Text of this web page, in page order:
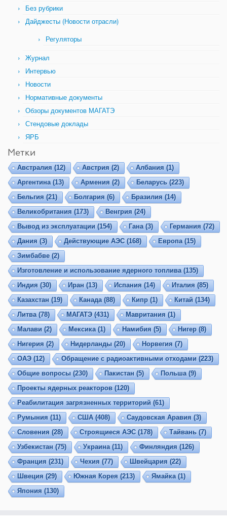
Без рубрики
Дайджесты (Новости отрасли)
Регуляторы
Журнал
Интервью
Новости
Нормативные документы
Обзоры документов МАГАТЭ
Стендовые доклады
ЯРБ
Метки
Австралия (12) Австрия (2) Албания (1)
Аргентина(13) Армения (2) Беларусь (223)
Бельгия (21) Болгария (6) Бразилия (14)
Великобритания (173) Венгрия (24)
Вывод из эксплуатации (154) Гана(3) Германия (72)
Дания (3) Действующие АЭС(168) Европа(15)
Зимбабве (2)
Изготовление и использование ядерного топлива(135)
Индия (30) Иран (13) Испания (14) Италия (85)
Казахстан (19) Канада(88) Кипр (1) Китай (134)
Литва(78) МАГАТЭ(431) Мавритания (1)
Малави (2) Мексика(1) Намибия (5) Нигер (8)
Нигерия (2) Нидерланды (20) Норвегия (7)
ОАЭ(12) Обращение с радиоактивными отходами (223)
Общие вопросы (230) Пакистан (5) Польша(9)
Проекты ядерных реакторов (120)
Реабилитация загрязненных территорий (61)
Румыния (11) США (408) Саудовская Аравия (3)
Словения (28) Строящиеся АЭС(178) Тайвань (7)
Узбекистан (75) Украина(11) Финляндия (126)
Франция (231) Чехия (77) Швейцария (22)
Швеция (29) Южная Корея (213) Ямайка(1)
Япония (130)